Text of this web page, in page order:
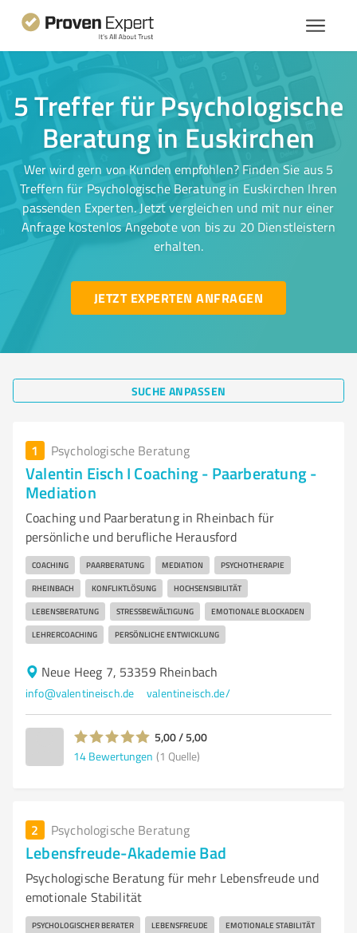
5 Treffer für Psychologische
Beratung in Euskirchen
Wer wird gern von Kunden empfohlen? Finden Sie aus 5
Treffern für Psychologische Beratung in Euskirchen Ihren
passenden Experten. Jetzt vergleichen und mit nur einer
Anfrage kostenlos Angebote von bis zu 20 Dienstleistern
erhalten.
JETZT EXPERTEN ANFRAGEN
SUCHE ANPASSEN
1 Psychologische Beratung
Valentin Eisch I Coaching - Paarberatung -
Mediation
Coaching und Paarberatung in Rheinbach für
persönliche und berufliche Herausford
COACHING PAARBERATUNG MEDIATION PSYCHOTHERAPIE
RHEINBACH KONFLIKTLÖSUNG HOCHSENSIBILITÄT
LEBENSBERATUNG STRESSBEWÄLTIGUNG EMOTIONALE BLOCKADEN
LEHRERCOACHING PERSÖNLICHE ENTWICKLUNG
Neue Heeg 7, 53359 Rheinbach
info@valentineisch.de valentineisch.de/
5,00 / 5,00
14 Bewertungen (1 Quelle)
2 Psychologische Beratung
Lebensfreude-Akademie Bad
Psychologische Beratung für mehr Lebensfreude und
emotionale Stabilität
PSYCHOLOGISCHER BERATER LEBENSFREUDE EMOTIONALE STABILITÄT